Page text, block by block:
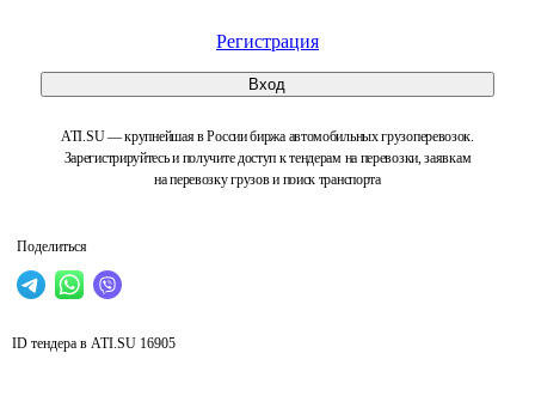
Регистрация
Вход
ATI.SU — крупнейшая в России биржа автомобильных грузоперевозок.
Зарегистрируйтесь и получите доступ к тендерам на перевозки, заявкам
на перевозку грузов и поиск транспорта
Поделиться
ID тендера в ATI.SU 16905